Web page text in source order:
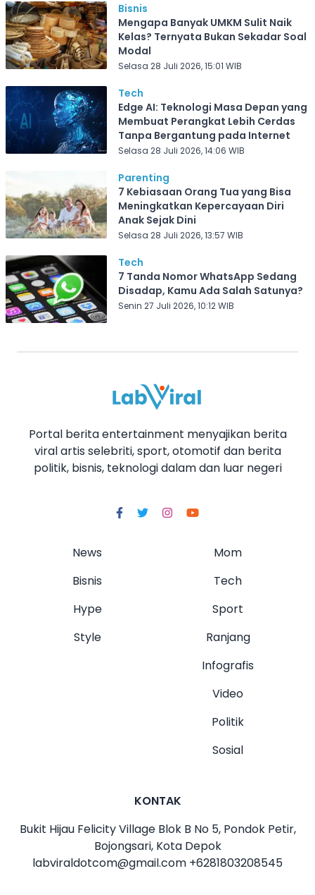
Bisnis
Mengapa Banyak UMKM Sulit Naik
Kelas? Ternyata Bukan Sekadar Soal
Modal
Selasa 28 Juli 2026, 15:01 WIB
Tech
Edge AI: Teknologi Masa Depan yang
Membuat Perangkat Lebih Cerdas
Tanpa Bergantung pada Internet
Selasa 28 Juli 2026, 14:06 WIB
Parenting
7 Kebiasaan Orang Tua yang Bisa
Meningkatkan Kepercayaan Diri
Anak Sejak Dini
Selasa 28 Juli 2026, 13:57 WIB
Tech
7 Tanda Nomor WhatsApp Sedang
Disadap, Kamu Ada Salah Satunya?
Senin 27 Juli 2026, 10:12 WIB
Portal berita entertainment menyajikan berita
viral artis selebriti, sport, otomotif dan berita
politik, bisnis, teknologi dalam dan luar negeri
News
Bisnis
Hype
Style
Mom
Tech
Sport
Ranjang
Infografis
Video
Politik
Sosial
KONTAK
Bukit Hijau Felicity Village Blok B No 5, Pondok Petir,
Bojongsari, Kota Depok
labviraldotcom@gmail.com +6281803208545